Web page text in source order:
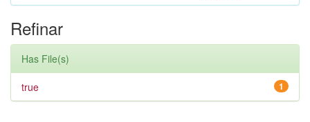
Refinar
Has File(s)
1
true